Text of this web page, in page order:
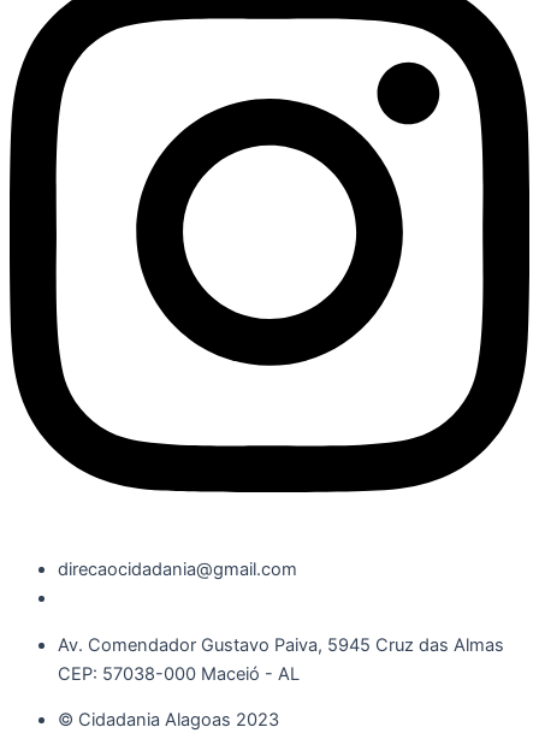
direcaocidadania@gmail.com
Av. Comendador Gustavo Paiva, 5945 Cruz das Almas
CEP: 57038-000 Maceió - AL
© Cidadania Alagoas 2023